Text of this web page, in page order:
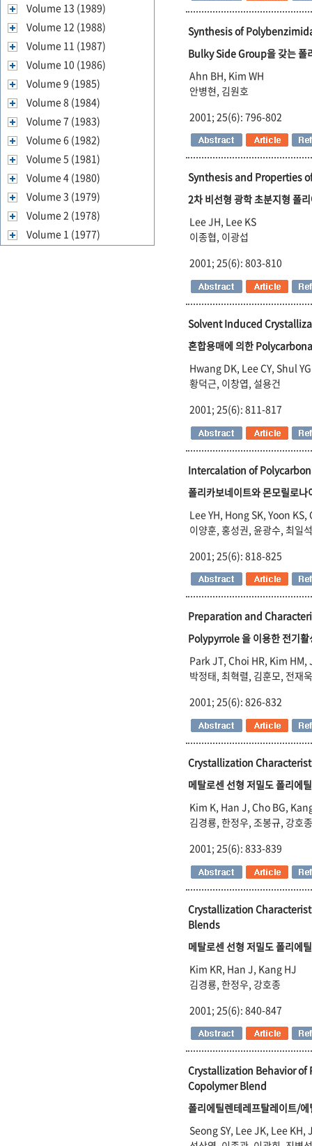
Volume 13 (1989)
Volume 12 (1988)
Volume 11 (1987)
Volume 10 (1986)
Volume 9 (1985)
Volume 8 (1984)
Volume 7 (1983)
Volume 6 (1982)
Volume 5 (1981)
Volume 4 (1980)
Volume 3 (1979)
Volume 2 (1978)
Volume 1 (1977)
Synthesis of
Bulky Side Group을 갖는 폴
Ahn BH, Kim WH
안병현, 김원호
2001; 25(6): 796-802
Synthesis and Properties
2차 비선형 광학 초분지형 폴
Lee JH, Lee KS
이종협, 이광섭
2001; 25(6): 803-810
Solvent Induced
혼합용매에 의한
Hwang DK, Lee CY, Shul YG
황덕근, 이창엽, 설용건
2001; 25(6): 811-817
Intercalation of
폴리카보네이트와 몬모릴로
Lee YH, Hong SK, Yoon
이양훈, 홍성권, 윤광수, 최일
2001; 25(6): 818-825
Preparation and
Polypyrrole 을 이용한 전기활
Park JT, Choi HR, Kim HM,
박정태, 최혁렬, 김훈모, 전재
2001; 25(6): 826-832
Crystallization
메탈로센 선형 저밀도 폴리에
Kim K, Han J, Cho BG,
김경룡, 한정우, 조봉규, 강호종
2001; 25(6): 833-839
Crystallization
Blends
메탈로센 선형 저밀도 폴리에
Kim KR, Han J, Kang HJ
김경룡, 한정우, 강호종
2001; 25(6): 840-847
Crystallization Behavior
Copolymer Blend
폴리에틸렌테레프탈레이트/
Seong SY, Lee JK, Lee KH,